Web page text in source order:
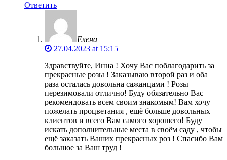
Ответить
Елена
27.04.2023 at 15:15
Здравствуйте, Инна ! Хочу Вас поблагодарить за
прекрасные розы ! Заказываю второй раз и оба
раза осталась довольна сажанцами ! Розы
перезимовали отлично! Буду обязательно Вас
рекомендовать всем своим знакомым! Вам хочу
пожелать процветания , ещё больше довольных
клиентов и всего Вам самого хорошего! Буду
искать дополнительные места в своём саду , чтобы
ещё заказать Ваших прекрасных роз ! Спасибо Вам
большое за Ваш труд !